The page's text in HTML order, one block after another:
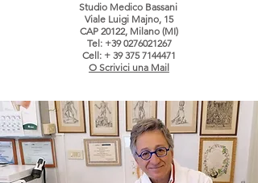
Studio Medico Bassani
Viale Luigi Majno, 15
CAP 20122, Milano (MI)
Tel: +39 0276021267
Cell: + 39 375 7144471
O Scrivici una Mail